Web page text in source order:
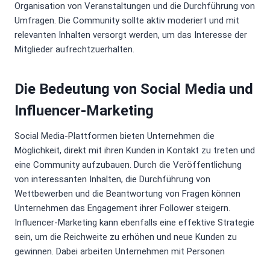
Organisation von Veranstaltungen und die Durchführung von
Umfragen. Die Community sollte aktiv moderiert und mit
relevanten Inhalten versorgt werden, um das Interesse der
Mitglieder aufrechtzuerhalten.
Die Bedeutung von Social Media und
Influencer-Marketing
Social Media-Plattformen bieten Unternehmen die
Möglichkeit, direkt mit ihren Kunden in Kontakt zu treten und
eine Community aufzubauen. Durch die Veröffentlichung
von interessanten Inhalten, die Durchführung von
Wettbewerben und die Beantwortung von Fragen können
Unternehmen das Engagement ihrer Follower steigern.
Influencer-Marketing kann ebenfalls eine effektive Strategie
sein, um die Reichweite zu erhöhen und neue Kunden zu
gewinnen. Dabei arbeiten Unternehmen mit Personen